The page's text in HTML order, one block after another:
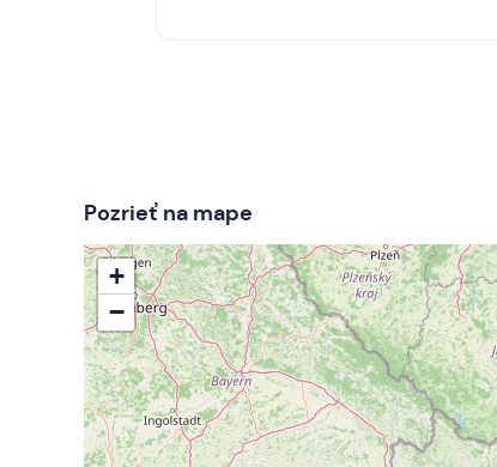
Pozrieť na mape
+
−